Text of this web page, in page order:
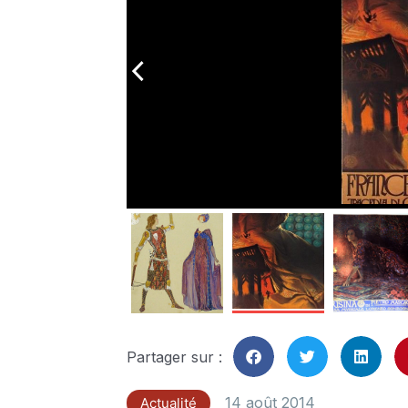
arrow_back_ios
Partager sur :
Actualité 14 août 2014